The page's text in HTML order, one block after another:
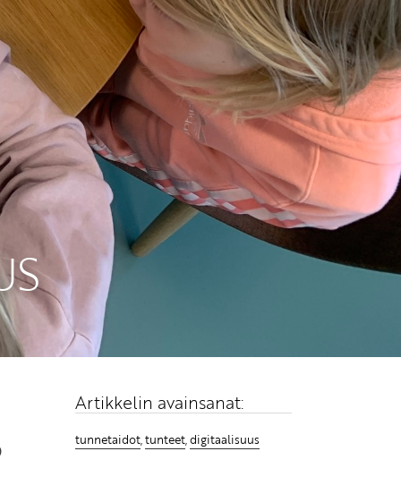
Artikkelin avainsanat:
tunnetaidot,tunteet,digitaalisuus